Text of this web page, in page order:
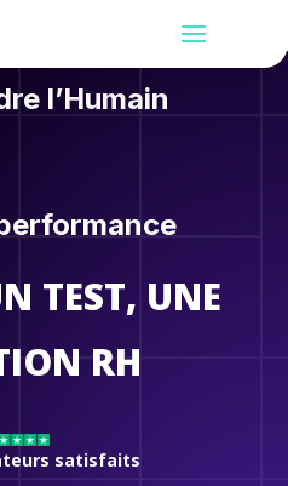
l’Humain
TEST, UNE
RH
satisfaits